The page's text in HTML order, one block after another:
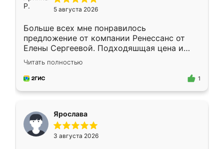
5 августа 2026
Больше всех мне понравилось
предложение от компании Ренессанс от
Елены Сергеевой. Подходяшщая цена и
короткие сроки изготовления. Приехавший
для замера сотрудник Владислав
предложил по моему эскизу самый
Читать полностью
1
Ярослава
3 августа 2026